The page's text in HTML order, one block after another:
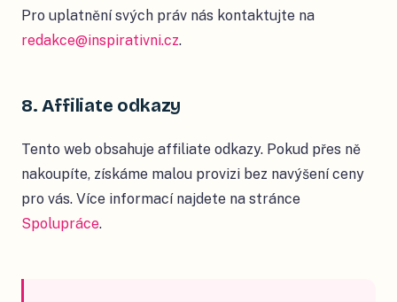
Pro uplatnění svých práv nás kontaktujte na
redakce@inspirativni.cz.
8. Affiliate odkazy
Tento web obsahuje affiliate odkazy. Pokud přes ně
nakoupíte, získáme malou provizi bez navýšení ceny
pro vás. Více informací najdete na stránce
Spolupráce.